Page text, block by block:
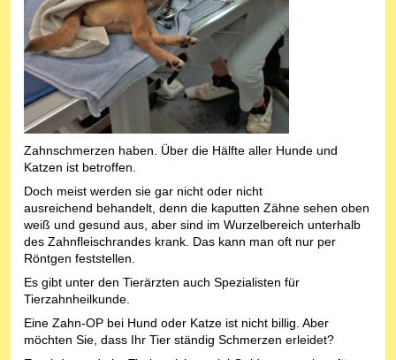
Zahnschmerzen haben. Über die Hälfte aller Hunde und
Katzen ist betroffen.
Doch meist werden sie gar nicht oder nicht
ausreichend behandelt, denn die kaputten Zähne sehen oben
weiß und gesund aus, aber sind im Wurzelbereich unterhalb
des Zahnfleischrandes krank. Das kann man oft nur per
Röntgen feststellen.
Es gibt unter den Tierärzten auch Spezialisten für
Tierzahnheilkunde.
Eine Zahn-OP bei Hund oder Katze ist nicht billig. Aber
möchten Sie, dass Ihr Tier ständig Schmerzen erleidet?